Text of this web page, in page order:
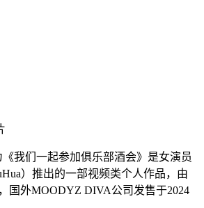
我们一起参加俱乐部酒会》是女演员
）推出的一部视频类个人作品，由
国外MOODYZ DIVA公司发售于2024